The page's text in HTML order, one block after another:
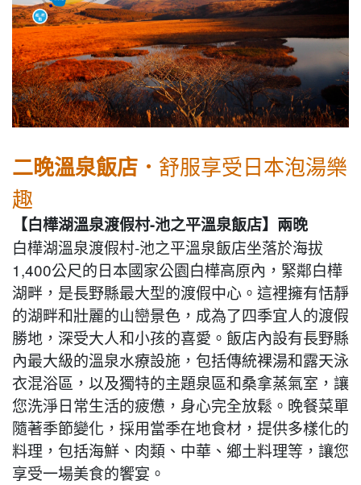
二晚溫泉飯店． 舒服享受日本泡湯樂
趣
【白樺湖溫泉渡假村-池之平溫泉飯店】兩晚
白樺湖溫泉渡假村-池之平溫泉飯店坐落於海拔
1,400公尺的日本國家公園白樺高原內，緊鄰白樺
湖畔，是長野縣最大型的渡假中心。這裡擁有恬靜
的湖畔和壯麗的山巒景色，成為了四季宜人的渡假
勝地，深受大人和小孩的喜愛。飯店內設有長野縣
內最大級的溫泉水療設施，包括傳統裸湯和露天泳
衣混浴區，以及獨特的主題泉區和桑拿蒸氣室，讓
您洗淨日常生活的疲憊，身心完全放鬆。晚餐菜單
隨著季節變化，採用當季在地食材，提供多樣化的
料理，包括海鮮、肉類、中華、鄉土料理等，讓您
享受一場美食的饗宴。